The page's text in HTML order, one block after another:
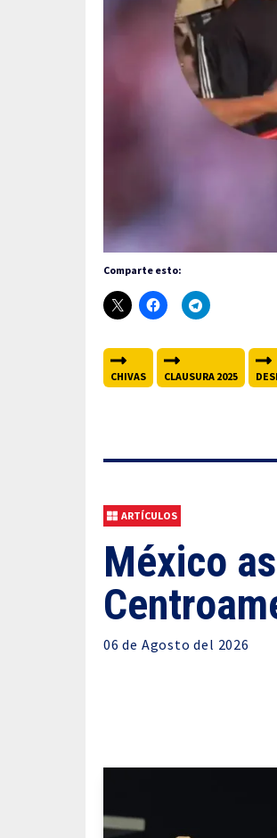
Comparte esto:
CHIVAS CLAUSURA 2025
ARTÍCULOS
México
06 de Agosto del 2026